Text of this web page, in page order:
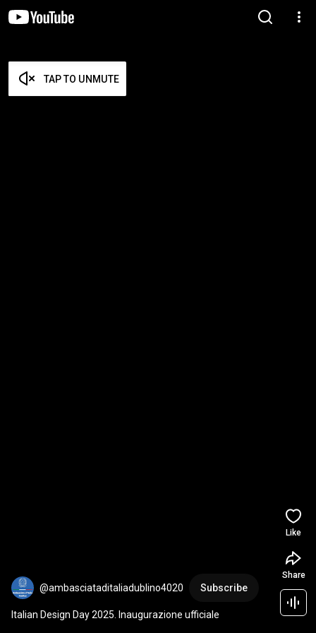
TAP TO UNMUTE
@ambasciataditaliadublino4020 Subscribe
Italian Design Day 2025. Inaugurazione ufficiale
Like
Share